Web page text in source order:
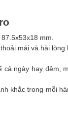
mm.
mái và hài lòng
cả ngày hay đêm,
khắc trong mỗi